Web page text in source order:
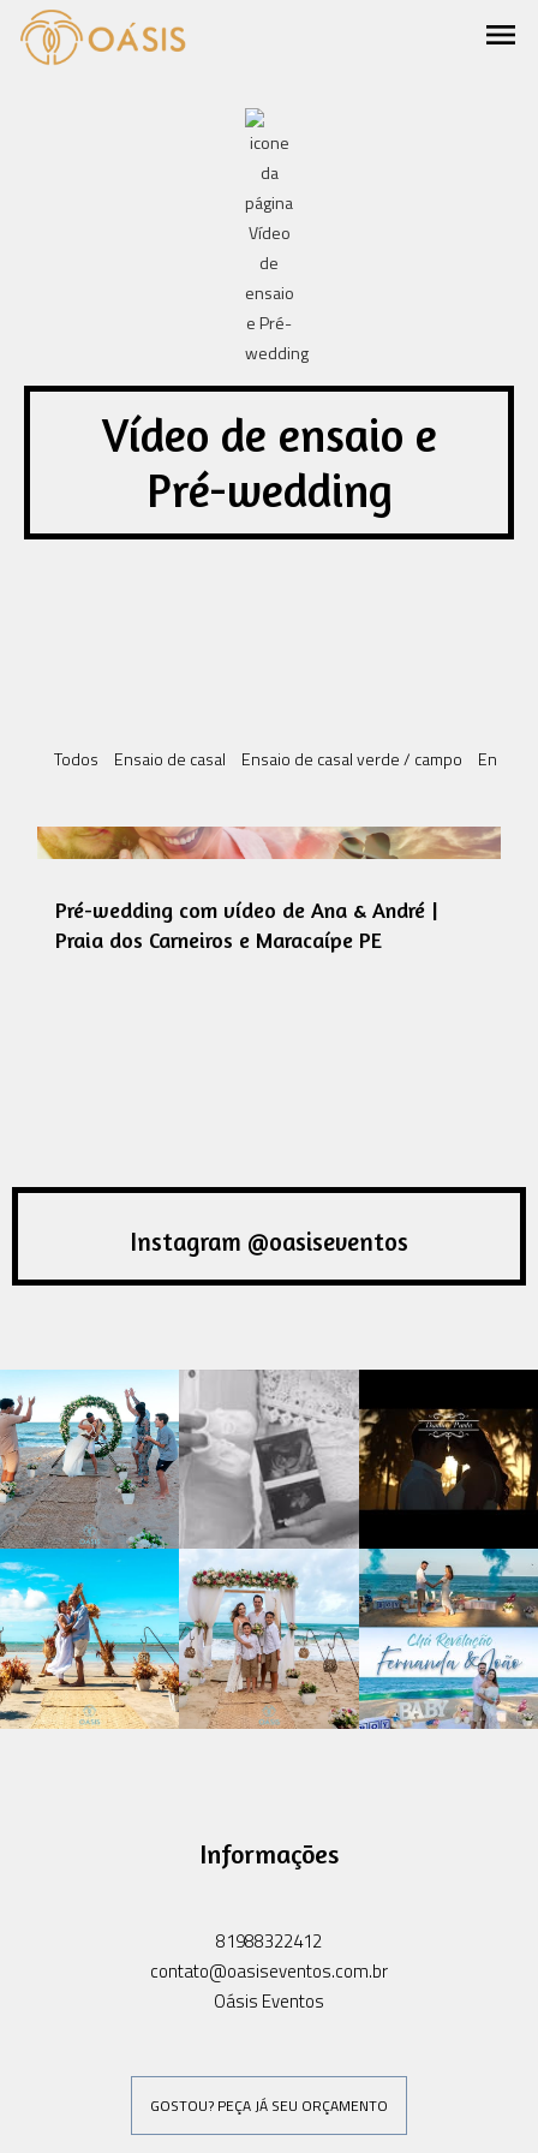
menu
Vídeo de ensaio e
Pré-wedding
Todos Ensaio de casal Ensaio de casal verde / campo Ensaio
Pré-wedding com vídeo de Ana & André |
Praia dos Carneiros e Maracaípe PE
Instagram @oasiseventos
Informações
81988322412
contato@oasiseventos.com.br
Oásis Eventos
GOSTOU? PEÇA JÁ SEU ORÇAMENTO